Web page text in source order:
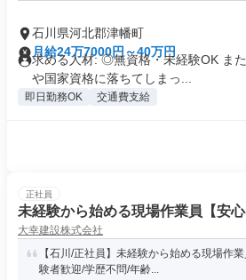
石川県河北郡津幡町
月給24万7000円～40万円
求める人材: ◎無資格・未経験OK ま
や国家資格に落ちてしまっ...
即日勤務OK 交通費支給
正社員
未経験から始める現場作業員【安心
大幸建設株式会社
【石川/正社員】未経験から始める現場作
験者歓迎/学歴不問/年齢...